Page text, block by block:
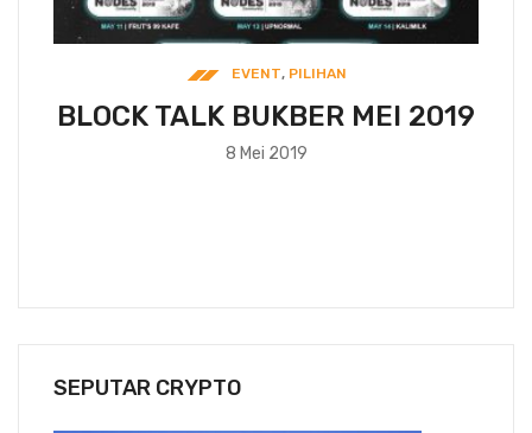
EVENT, PILIHAN
BLOCK TALK BUKBER MEI 2019
8 Mei 2019
SEPUTAR CRYPTO